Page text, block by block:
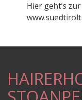
Hier geht’s